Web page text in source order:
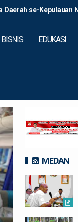
se-Kepulauan
BISNIS EDUKASI
MEDAN